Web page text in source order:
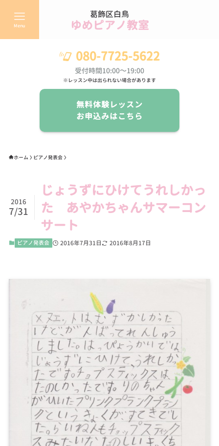
葛飾区白鳥
ゆめピアノ教室
Menu
080-7725-5622
受付時間10:00～19:00
※レッスン中は出られない場合があります
無料体験レッスン
お申込みはこちら
ホーム ピアノ発表会
じょうずにひけてうれしかっ
た あやかちゃんサマーコン
サート
2016
7/31
ピアノ発表会 2016年7月31日 2016年8月17日